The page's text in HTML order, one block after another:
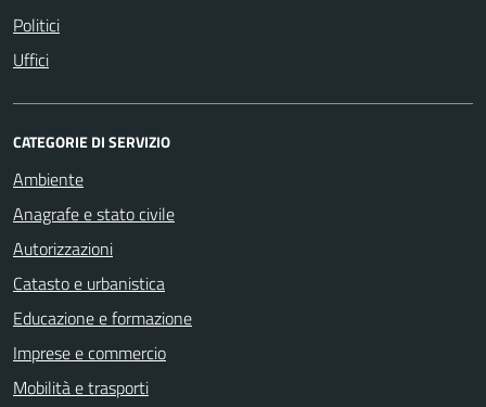
Politici
Uffici
CATEGORIE DI SERVIZIO
Ambiente
Anagrafe e stato civile
Autorizzazioni
Catasto e urbanistica
Educazione e formazione
Imprese e commercio
Mobilità e trasporti